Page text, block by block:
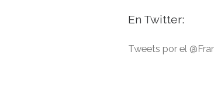
En Twitter:
Tweets por el